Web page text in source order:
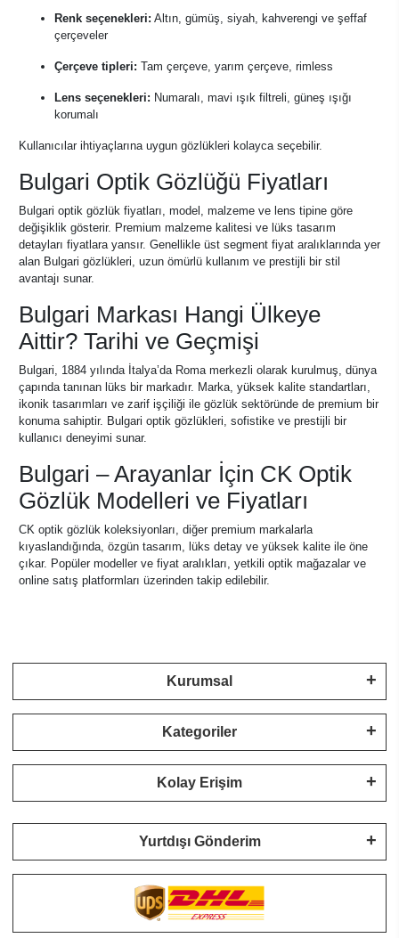
Renk seçenekleri: Altın, gümüş, siyah, kahverengi ve şeffaf
çerçeveler
Çerçeve tipleri: Tam çerçeve, yarım çerçeve, rimless
Lens seçenekleri: Numaralı, mavi ışık filtreli, güneş ışığı
korumalı
Kullanıcılar ihtiyaçlarına uygun gözlükleri kolayca seçebilir.
Bulgari Optik Gözlüğü Fiyatları
Bulgari optik gözlük fiyatları, model, malzeme ve lens tipine göre
değişiklik gösterir. Premium malzeme kalitesi ve lüks tasarım
detayları fiyatlara yansır. Genellikle üst segment fiyat aralıklarında yer
alan Bulgari gözlükleri, uzun ömürlü kullanım ve prestijli bir stil
avantajı sunar.
Bulgari Markası Hangi Ülkeye
Aittir? Tarihi ve Geçmişi
Bulgari, 1884 yılında İtalya’da Roma merkezli olarak kurulmuş, dünya
çapında tanınan lüks bir markadır. Marka, yüksek kalite standartları,
ikonik tasarımları ve zarif işçiliği ile gözlük sektöründe de premium bir
konuma sahiptir. Bulgari optik gözlükleri, sofistike ve prestijli bir
kullanıcı deneyimi sunar.
Bulgari – Arayanlar İçin CK Optik
Gözlük Modelleri ve Fiyatları
CK optik gözlük koleksiyonları, diğer premium markalarla
kıyaslandığında, özgün tasarım, lüks detay ve yüksek kalite ile öne
çıkar. Popüler modeller ve fiyat aralıkları, yetkili optik mağazalar ve
online satış platformları üzerinden takip edilebilir.
Kurumsal
Kategoriler
Kolay Erişim
Yurtdışı Gönderim